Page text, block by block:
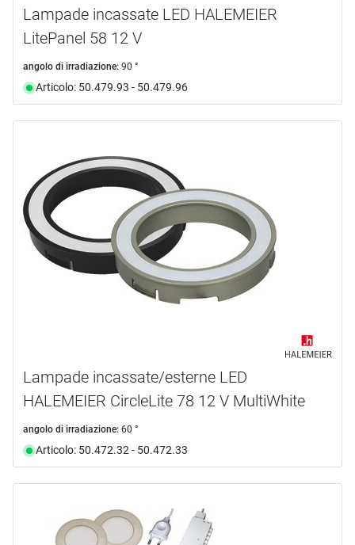
Lampade incassate LED HALEMEIER
LitePanel 58 12 V
angolo di irradiazione: 90 °
Articolo: 50.479.93 - 50.479.96
Lampade incassate/esterne LED
HALEMEIER CircleLite 78 12 V MultiWhite
angolo di irradiazione: 60 °
Articolo: 50.472.32 - 50.472.33